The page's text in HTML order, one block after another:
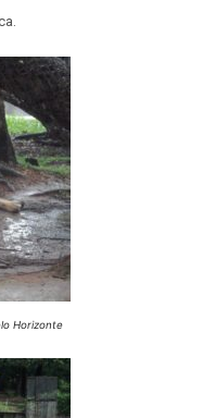
Horizonte